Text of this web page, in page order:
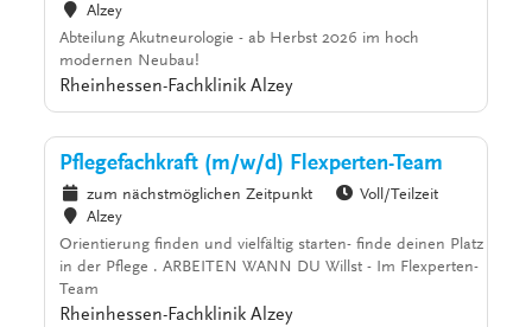
Alzey
Abteilung Akutneurologie - ab Herbst 2026 im hoch
modernen Neubau!
Rheinhessen-Fachklinik Alzey
Pflegefachkraft (m/w/d) Flexperten-Team
zum nächstmöglichen Zeitpunkt
Voll/Teilzeit
Alzey
Orientierung finden und vielfältig starten- finde deinen Platz
in der Pflege . ARBEITEN WANN DU Willst - Im Flexperten-
Team
Rheinhessen-Fachklinik Alzey